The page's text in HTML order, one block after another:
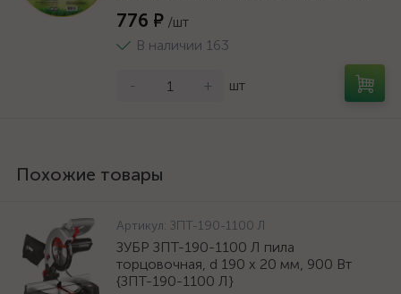
776 ₽ /шт
В наличии 163
- + шт
Похожие товары
Артикул: ЗПТ-190-1100 Л
ЗУБР ЗПТ-190-1100 Л пила
торцовочная, d 190 x 20 мм, 900 Вт
{ЗПТ-190-1100 Л}